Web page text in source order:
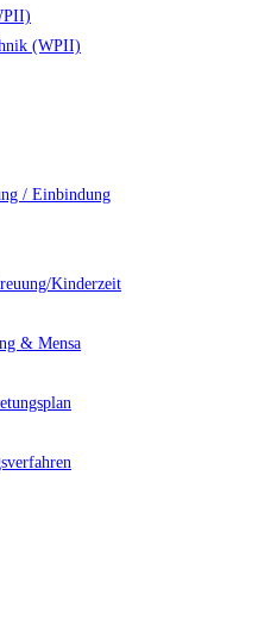
(WPII)
/ Einbindung
Kinderzeit
& Mensa